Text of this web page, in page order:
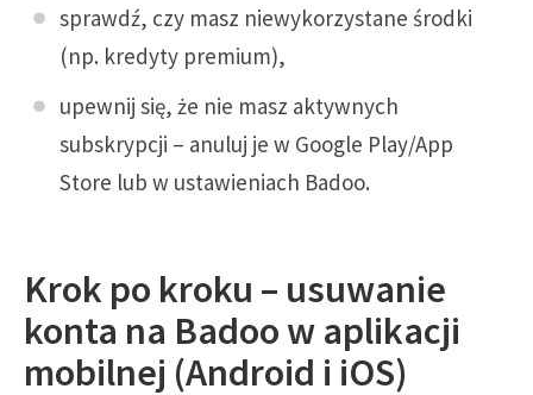
sprawdź, czy masz niewykorzystane środki
(np. kredyty premium),
upewnij się, że nie masz aktywnych
subskrypcji – anuluj je w Google Play/App
Store lub w ustawieniach Badoo.
Krok po kroku – usuwanie
konta na Badoo w aplikacji
mobilnej (Android i iOS)